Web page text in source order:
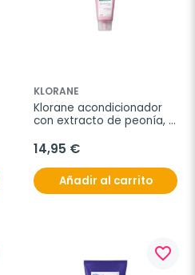
KLORANE
Klorane acondicionador
con extracto de peonía,
14,95 €
Añadir al carrito
favorite_border